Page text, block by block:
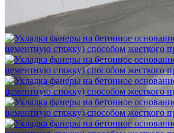
Шлифовка стяжки с сохранением уклона
1 500 ₽